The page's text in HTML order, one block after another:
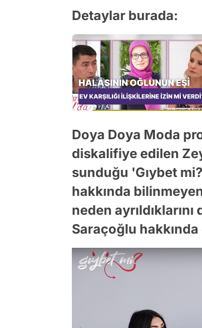
Detaylar burada:
Doya Doya Moda
diskalifiye edilen
sunduğu 'Gıybet
hakkında
neden
Saraçoğlu hakkında